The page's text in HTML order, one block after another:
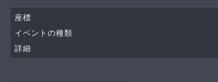
座標
イベントの種類
詳細